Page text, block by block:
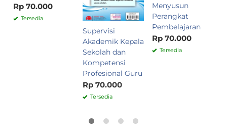
Rp 70.000
Tersedia
Supervisi
Akademik Kepala
Sekolah dan
Kompetensi
Profesional Guru
Rp 70.000
Tersedia
Menyusun
Perangkat
Pembelajaran
Rp 70.000
Tersedia